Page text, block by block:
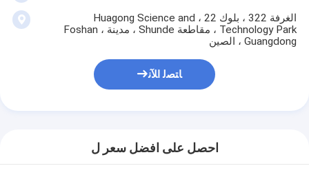
الغرفة 322 ، بلوك 22 ، Huagong Science and
Technology Park ، مقاطعة Shunde ، مدينة Foshan ،
Guangdong ، الصين
ﺎﺘﺼﻟ ﺍﻶﻧ
احصل على افضل سعر ل